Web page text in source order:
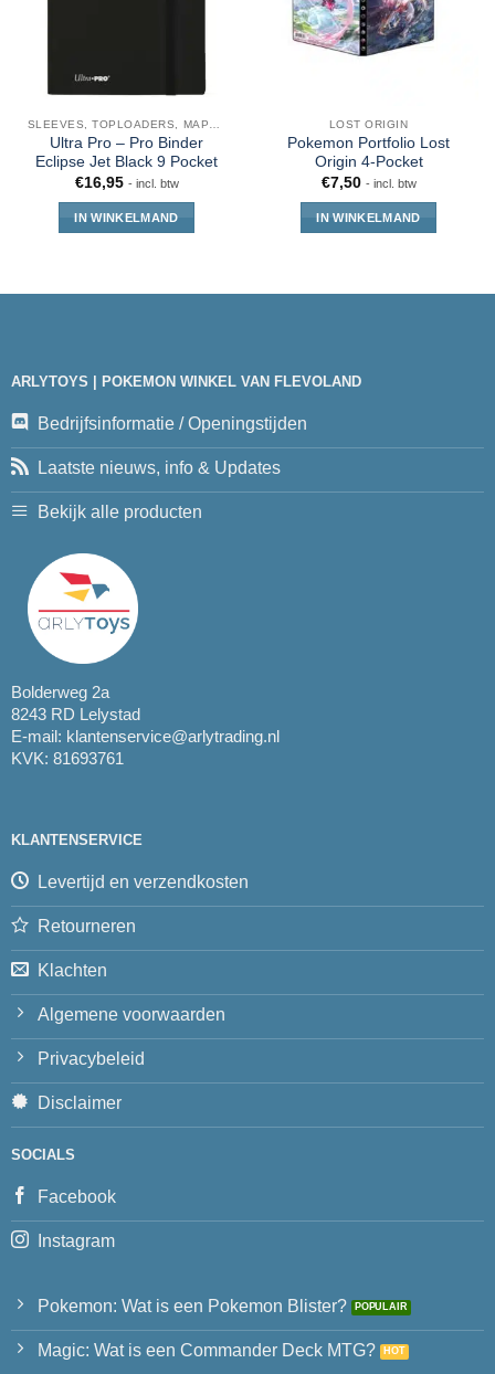
Ultra Pro – Pro Binder
Eclipse Jet Black 9 Pocket
€16,95 - incl. btw
IN WINKELMAND
LOST ORIGIN
Pokemon Portfolio Lost
Origin 4-Pocket
€7,50 - incl. btw
IN WINKELMAND
ARLYTOYS | POKEMON WINKEL VAN FLEVOLAND
Bedrijfsinformatie / Openingstijden
Laatste nieuws, info & Updates
Bekijk alle producten
Bolderweg 2a
8243 RD Lelystad
E-mail: klantenservice@arlytrading.nl
KVK: 81693761
KLANTENSERVICE
Levertijd en verzendkosten
Retourneren
Klachten
Algemene voorwaarden
Privacybeleid
Disclaimer
SOCIALS
Facebook
Instagram
Pokemon: Wat is een Pokemon Blister?
Magic: Wat is een Commander Deck MTG?